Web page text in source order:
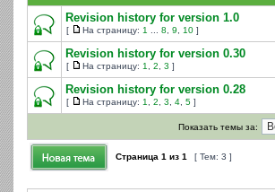
Revision history for version 1.0
[ На страницу: 1 8 9 10 ]
Revision history for version 0.30
[ На страницу: 1 2 3 ]
Revision history for version 0.28
[ На страницу: 1 2 3 4 5 ]
Показать темы за:
Страница 1 из 1 [ Тем: 3 ]